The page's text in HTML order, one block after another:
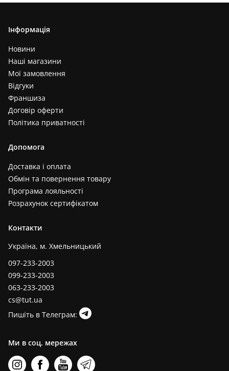
Інформація
Новини
Наші магазини
Мої замовлення
Відгуки
Франшиза
Договір оферти
Політика приватності
Допомога
Доставка і оплата
Обмін та повернення товару
Програма лояльності
Розрахунок сертифікатом
Контакти
Україна, м. Хмельницький
097-233-2003
099-233-2003
063-233-2003
cs@tut.ua
Пишіть в Телеграм:
Ми в соц. мережах